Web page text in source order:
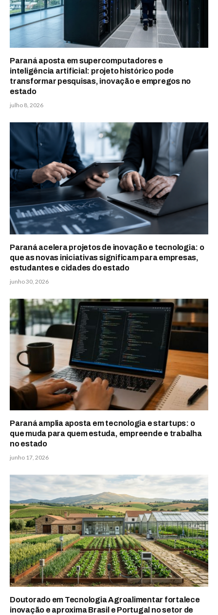
Paraná aposta em supercomputadores e
inteligência artificial: projeto histórico pode
transformar pesquisas, inovação e empregos no
estado
julho 8, 2026
Paraná acelera projetos de inovação e tecnologia: o
que as novas iniciativas significam para empresas,
estudantes e cidades do estado
junho 30, 2026
Paraná amplia aposta em tecnologia e startups: o
que muda para quem estuda, empreende e trabalha
no estado
junho 17, 2026
Doutorado em Tecnologia Agroalimentar fortalece
inovação e aproxima Brasil e Portugal no setor de